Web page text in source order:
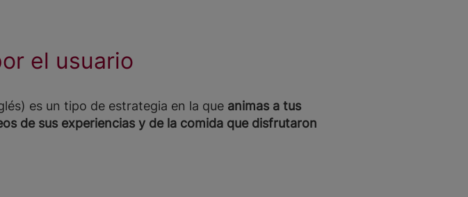
el usuario
es un tipo de estrategia en la que animas a tus
de sus experiencias y de la comida que disfrutaron